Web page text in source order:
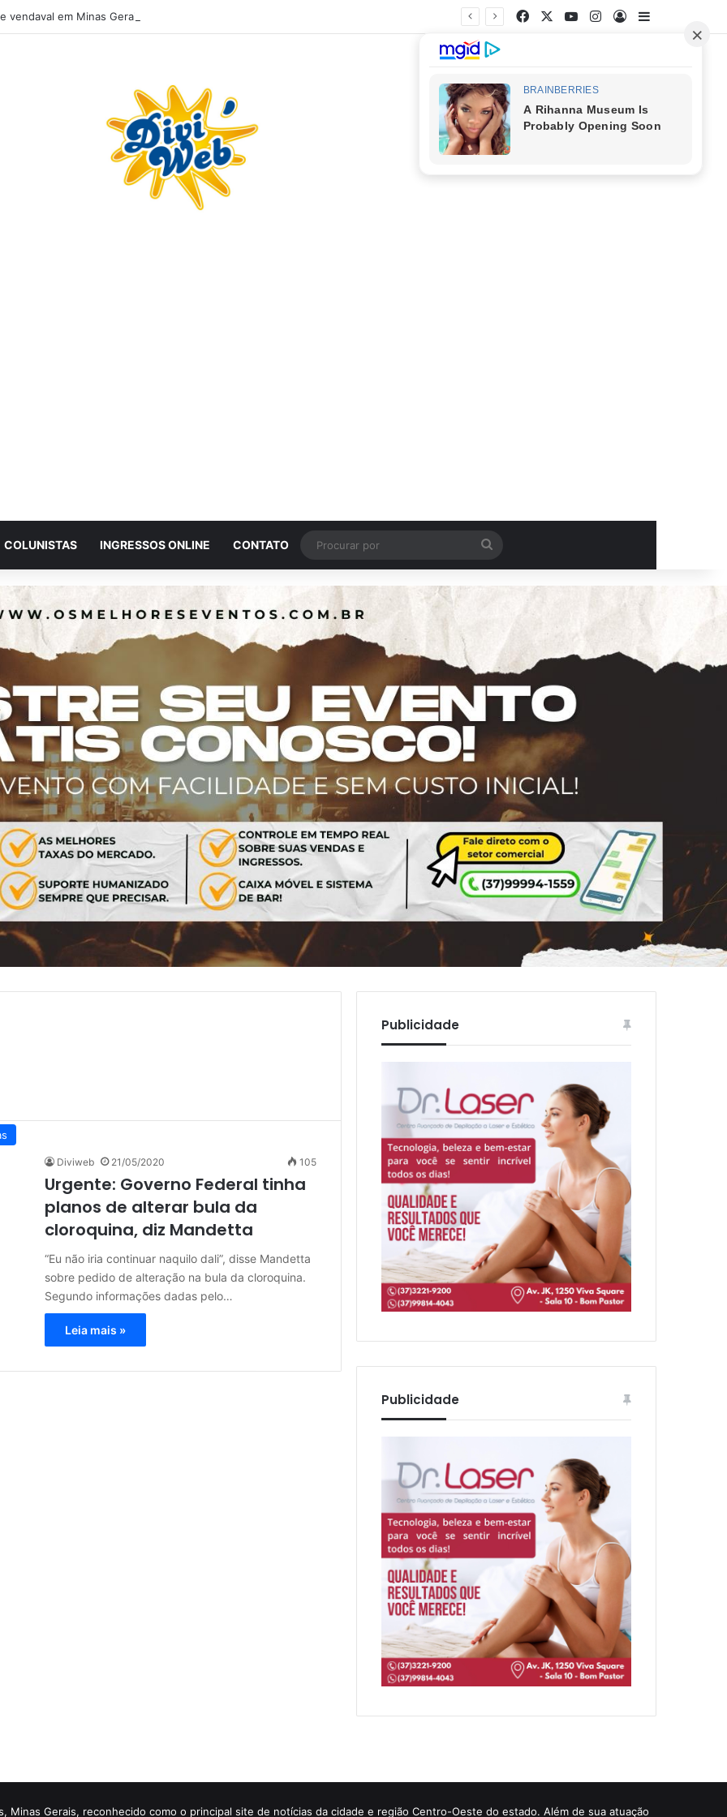
vendaval em Minas Gerais; veja os impactos previstos para Divinópolis Facebook YouTubeInstagram
Entrar
COLUNISTAS INGRESSOS ONLINE CONTATO
por
Diviweb 21/05/2020 105
Urgente: Governo Federal tinha
planos de alterar bula da
cloroquina, diz Mandetta
“Eu não iria continuar naquilo dali”, disse Mandetta
sobre pedido de alteração na bula da cloroquina.
Segundo informações dadas pelo…
Leia mais »
Publicidade
Publicidade
Minas Gerais, reconhecido como o principal site de notícias da cidade e região Centro-Oeste do estado. Além de sua atuação